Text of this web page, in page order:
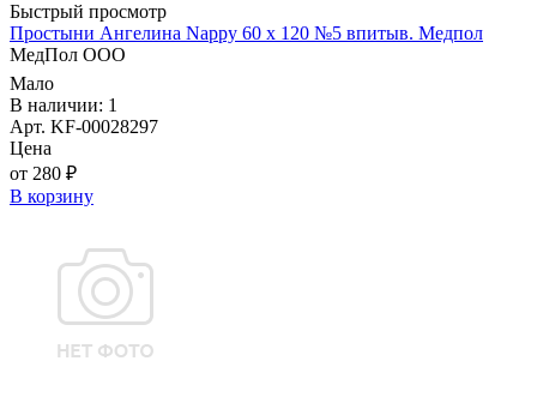
Быстрый просмотр
Простыни Ангелина Nappy 60 х 120 №5 впитыв. Медпол
МедПол ООО
Мало
В наличии: 1
Арт. KF-00028297
Цена
от 280 ₽
В корзину